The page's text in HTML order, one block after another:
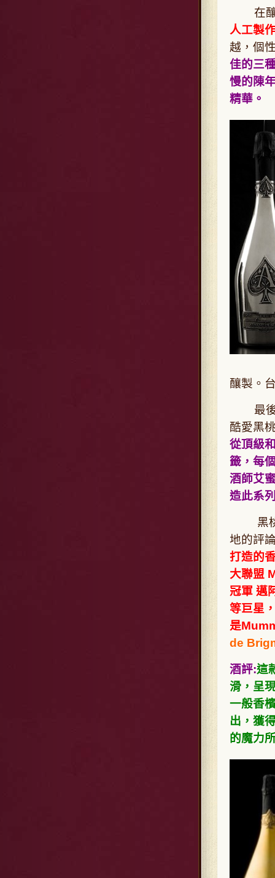
在釀
人工製
越，個
佳的三
慢的陳
精華。
釀製。
最後
酷愛黑
從頂級
籤，每
酒師艾
造此系
黑桃A
地的評
打造的
大聯盟
冠軍 邁
等巨星
是
de
酒評:這
滑，呈
一般香
出，獲
的魔力